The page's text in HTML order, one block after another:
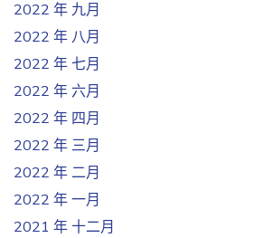
2022 年 九月
2022 年 八月
2022 年 七月
2022 年 六月
2022 年 四月
2022 年 三月
2022 年 二月
2022 年 一月
2021 年 十二月